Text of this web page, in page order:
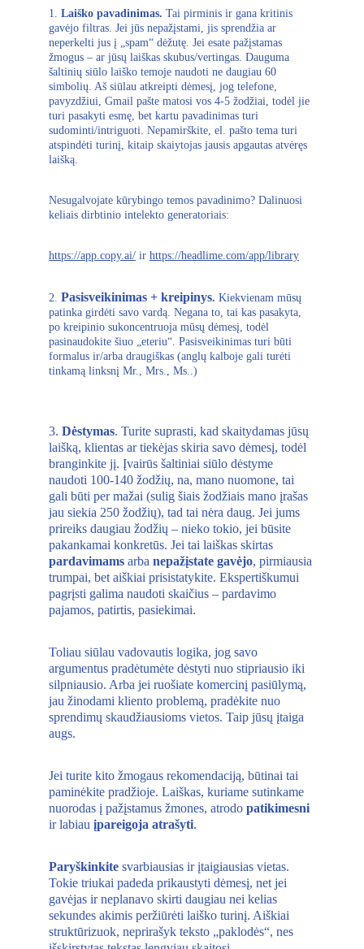
1. Laiško pavadinimas. Tai pirminis ir gana kritinis
gavėjo filtras. Jei jūs nepažįstami, jis sprendžia ar
neperkelti jus į „spam“ dėžutę. Jei esate pažįstamas
žmogus – ar jūsų laiškas skubus/vertingas. Dauguma
šaltinių siūlo laiško temoje naudoti ne daugiau 60
simbolių. Aš siūlau atkreipti dėmesį, jog telefone,
pavyzdžiui, Gmail pašte matosi vos 4-5 žodžiai, todėl jie
turi pasakyti esmę, bet kartu pavadinimas turi
sudominti/intriguoti. Nepamirškite, el. pašto tema turi
atspindėti turinį, kitaip skaiytojas jausis apgautas atvėręs
laišką.
Nesugalvojate kūrybingo temos pavadinimo? Dalinuosi
keliais dirbtinio intelekto generatoriais:
https://app.copy.ai/ ir https://headlime.com/app/library
2. Pasisveikinimas + kreipinys. Kiekvienam mūsų
patinka girdėti savo vardą. Negana to, tai kas pasakyta,
po kreipinio sukoncentruoja mūsų dėmesį, todėl
pasinaudokite šiuo „eteriu“. Pasisveikinimas turi būti
formalus ir/arba draugiškas (anglų kalboje gali turėti
tinkamą linksnį Mr., Mrs., Ms..)
3. Dėstymas. Turite suprasti, kad skaitydamas jūsų
laišką, klientas ar tiekėjas skiria savo dėmesį, todėl
branginkite jį. Įvairūs šaltiniai siūlo dėstyme
naudoti 100-140 žodžių, na, mano nuomone, tai
gali būti per mažai (sulig šiais žodžiais mano įrašas
jau siekia 250 žodžių), tad tai nėra daug. Jei jums
prireiks daugiau žodžių – nieko tokio, jei būsite
pakankamai konkretūs. Jei tai laiškas skirtas
pardavimams arba nepažįstate gavėjo, pirmiausia
trumpai, bet aiškiai prisistatykite. Ekspertiškumui
pagrįsti galima naudoti skaičius – pardavimo
pajamos, patirtis, pasiekimai.
Toliau siūlau vadovautis logika, jog savo
argumentus pradėtumėte dėstyti nuo stipriausio iki
silpniausio. Arba jei ruošiate komercinį pasiūlymą,
jau žinodami kliento problemą, pradėkite nuo
sprendimų skaudžiausioms vietos. Taip jūsų įtaiga
augs.
Jei turite kito žmogaus rekomendaciją, būtinai tai
paminėkite pradžioje. Laiškas, kuriame sutinkame
nuorodas į pažįstamus žmones, atrodo patikimesni
ir labiau įpareigoja atrašyti.
Paryškinkite svarbiausias ir įtaigiausias vietas.
Tokie triukai padeda prikaustyti dėmesį, net jei
gavėjas ir neplanavo skirti daugiau nei kelias
sekundes akimis peržiūrėti laiško turinį. Aiškiai
struktūrizuok, neprirašyk teksto „paklodės“, nes